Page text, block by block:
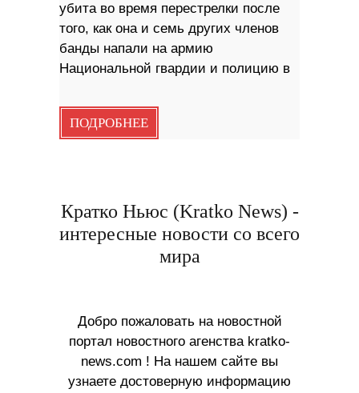
убита во время перестрелки после
того, как она и семь других членов
банды напали на армию
Национальной гвардии и полицию в
ПОДРОБНЕЕ
Кратко Ньюс (Kratko News) -
интересные новости со всего
мира
Добро пожаловать на новостной
портал новостного агенства kratko-
news.com ! На нашем сайте вы
узнаете достоверную информацию